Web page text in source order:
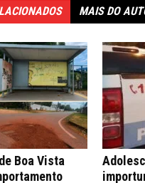
MAIS DO
Boa Vista